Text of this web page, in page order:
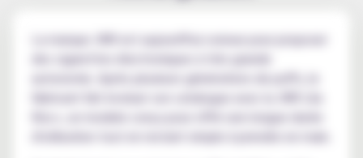
La marque JNR est aujourd'hui connue pour proposer
des cigarettes électroniques à très grande
autonomie. Après plusieurs générations de puffs, le
fabricant fait évoluer son catalogue avec la JNR Lila
Kiss+, un modele conçu pour offrir une longue durée
d'utilisation tout en restant simple à prendre en main.